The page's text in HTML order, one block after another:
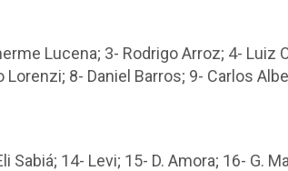
Lucena; 3- Rodrigo Arroz; 4- Luiz
Lorenzi; 8- Daniel Barros; 9- Carlos
Sabiá; 14- Levi; 15- D. Amora; 16- G.